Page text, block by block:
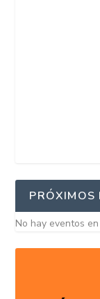
PRÓXIMOS
No hay eventos